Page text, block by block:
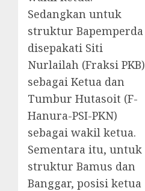
Sedangkan untuk
struktur Bapemperda
disepakati Siti
Nurlailah (Fraksi PKB)
sebagai Ketua dan
Tumbur Hutasoit (F-
Hanura-PSI-PKN)
sebagai wakil ketua.
Sementara itu, untuk
struktur Bamus dan
Banggar, posisi ketua